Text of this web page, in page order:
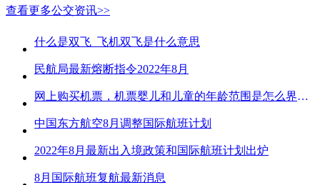
查看更多公交资讯>>
什么是双飞_飞机双飞是什么意思
民航局最新熔断指令2022年8月
网上购买机票，机票婴儿和儿童的年龄范围是怎么界定的？
中国东方航空8月调整国际航班计划
2022年8月最新出入境政策和国际航班计划出炉
8月国际航班复航最新消息